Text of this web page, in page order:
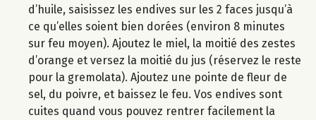
d’huile, saisissez les endives sur les 2 faces jusqu’à
ce qu’elles soient bien dorées (environ 8 minutes
sur feu moyen). Ajoutez le miel, la moitié des zestes
d’orange et versez la moitié du jus (réservez le reste
pour la gremolata). Ajoutez une pointe de fleur de
sel, du poivre, et baissez le feu. Vos endives sont
cuites quand vous pouvez rentrer facilement la